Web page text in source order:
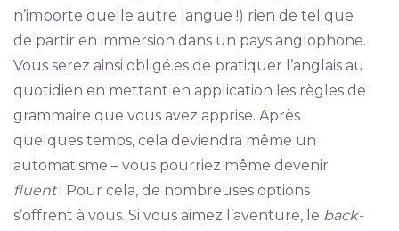
n’importe quelle autre langue !) rien de tel que
de partir en immersion dans un pays anglophone.
Vous serez ainsi obligé.es de pratiquer l’anglais au
quotidien en mettant en application les règles de
grammaire que vous avez apprise. Après
quelques temps, cela deviendra même un
automatisme – vous pourriez même devenir
fluent! Pour cela, de nombreuses options
s’offrent à vous. Si vous aimez l’aventure, le back-